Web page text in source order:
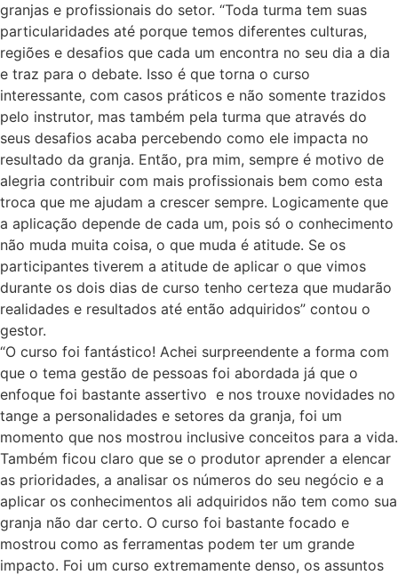
granjas e profissionais do setor. “Toda turma tem suas
particularidades até porque temos diferentes culturas,
regiões e desafios que cada um encontra no seu dia a dia
e traz para o debate. Isso é que torna o curso
interessante, com casos práticos e não somente trazidos
pelo instrutor, mas também pela turma que através do
seus desafios acaba percebendo como ele impacta no
resultado da granja. Então, pra mim, sempre é motivo de
alegria contribuir com mais profissionais bem como esta
troca que me ajudam a crescer sempre. Logicamente que
a aplicação depende de cada um, pois só o conhecimento
não muda muita coisa, o que muda é atitude. Se os
participantes tiverem a atitude de aplicar o que vimos
durante os dois dias de curso tenho certeza que mudarão
realidades e resultados até então adquiridos” contou o
gestor.
“O curso foi fantástico! Achei surpreendente a forma com
que o tema gestão de pessoas foi abordada já que o
enfoque foi bastante assertivo e nos trouxe novidades no
tange a personalidades e setores da granja, foi um
momento que nos mostrou inclusive conceitos para a vida.
Também ficou claro que se o produtor aprender a elencar
as prioridades, a analisar os números do seu negócio e a
aplicar os conhecimentos ali adquiridos não tem como sua
granja não dar certo. O curso foi bastante focado e
mostrou como as ferramentas podem ter um grande
impacto. Foi um curso extremamente denso, os assuntos